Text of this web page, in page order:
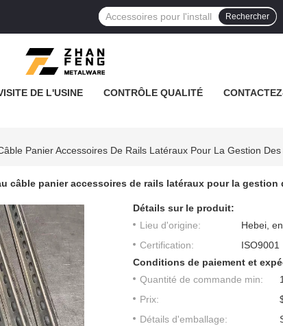
Rechercher
DE L'USINE CONTRÔLE QUALITÉ
Panier Accessoires De Rails Latéraux Pour La Gestion
câble panier accessoires de rails latéraux pour la gestion
Détails sur le produit:
Lieu d'origine:
Hebei,
Certification:
ISO9001
Conditions de paiement et
Quantité de commande min:
Prix:
Détails d'emballage: